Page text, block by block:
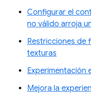
Configurar el
no válido arroja
Restricciones de
texturas
Experimentación
Mejora la